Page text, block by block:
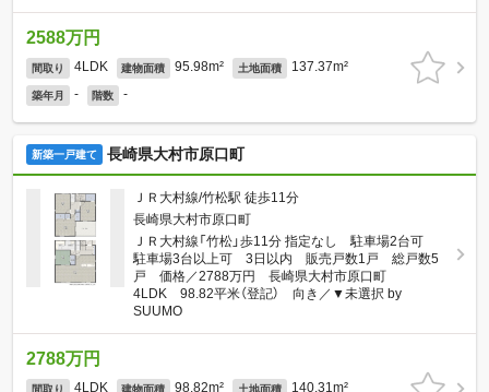
2588万円
間取り 4LDK 建物面積 95.98m² 土地面積 137.37m²
築年月 - 階数 -
新築一戸建て 長崎県大村市原口町
ＪＲ大村線/竹松駅 徒歩11分
長崎県大村市原口町
ＪＲ大村線「竹松」歩11分 指定なし 駐車場2台可
駐車場3台以上可 3日以内 販売戸数1戸 総戸数5
戸 価格／2788万円 長崎県大村市原口町
4LDK 98.82平米（登記） 向き／▼未選択 by
SUUMO
2788万円
間取り 4LDK 建物面積 98.82m² 土地面積 140.31m²